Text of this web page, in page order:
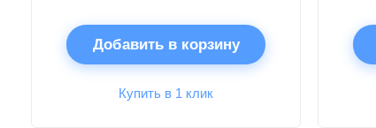
Добавить в корзину
Купить в 1 клик